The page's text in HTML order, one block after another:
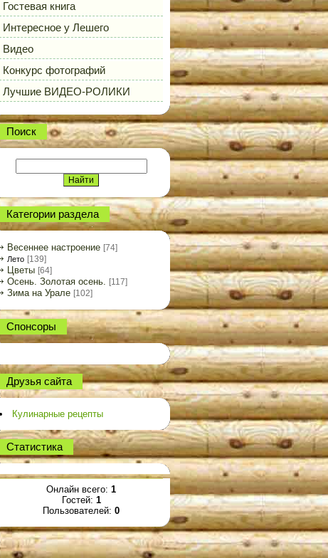
Гостевая книга
Интересное у Лешего
Видео
Конкурс фотографий
Лучшие ВИДЕО-РОЛИКИ
Поиск
Категории раздела
Весеннее настроение [74]
Лето [139]
Цветы [64]
Осень. Золотая осень. [117]
Зима на Урале [102]
Спонсоры
Друзья сайта
Кулинарные рецепты
Статистика
Онлайн всего: 1
Гостей: 1
Пользователей: 0